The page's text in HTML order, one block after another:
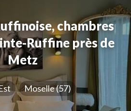
chambres
Ruffine près de
Metz
Moselle (57)